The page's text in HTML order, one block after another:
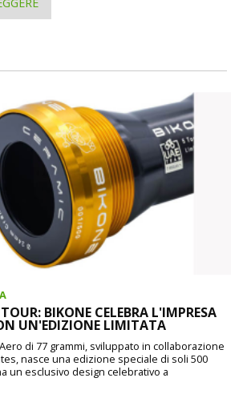
BIKONE CELEBRA L'IMPRESA
UN'EDIZIONE LIMITATA
di 77 grammi, sviluppato in collaborazione
nasce una edizione speciale di soli 500
un esclusivo design celebrativo a